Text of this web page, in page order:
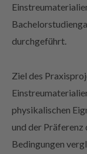
durchgeführt.
Ziel des
physikalischen
und der Präferenz
Bedingungen